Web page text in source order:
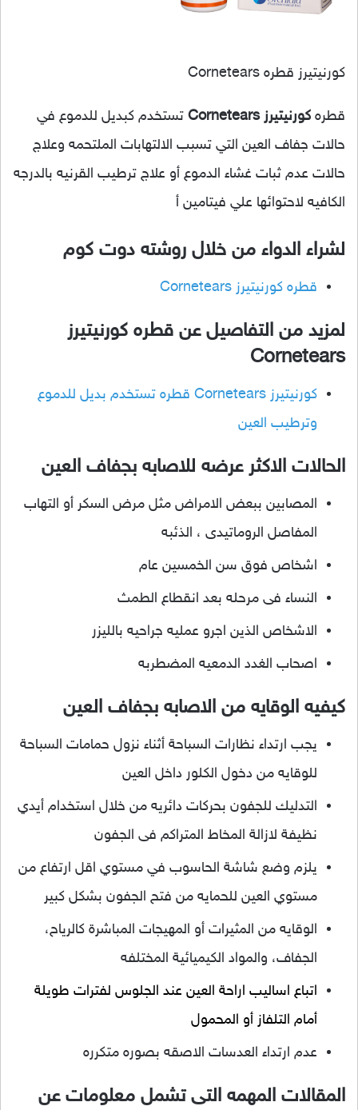
كورنيتيرز قطره Cornetears
قطره كورنيتيرز Cornetears
تستخدم كبديل للدموع في
حالات جفاف العين التي تسبب الالتهابات الملتحمه وعلاج
حالات عدم ثبات غشاء الدموع أو علاج ترطيب القرنيه بالدرجه
الكافيه لاحتوائها علي فيتامين أ
لشراء الدواء من خلال روشته دوت كوم
قطره كورنيتيرز Cornetears
لمزيد من التفاصيل عن قطره كورنيتيرز
Cornetears
كورنيتيرز Cornetears قطره تستخدم بديل للدموع
وترطيب العين
الحالات الاكثر عرضه للاصابه بجفاف العين
المصابين ببعض الامراض مثل مرض السكر أو التهاب
المفاصل الروماتيدى ، الذئبه
اشخاص فوق سن الخمسين عام
النساء فى مرحله بعد انقطاع الطمث
الاشخاص الذين اجرو عمليه جراحيه بالليزر
اصحاب الغدد الدمعيه المضطربه
كيفيه الوقايه من الاصابه بجفاف العين
يجب ارتداء نظارات السباحة أثناء نزول حمامات السباحة
للوقايه من دخول الكلور داخل العين
التدليك للجفون بحركات دائريه من خلال استخدام أيدي
نظيفة لازالة المخاط المتراكم فى الجفون
يلزم وضع شاشة الحاسوب في مستوي اقل ارتفاع من
مستوي العين للحمايه من فتح الجفون بشكل كبير
الوقايه من المثيرات أو المهيجات المباشرة كالرياح،
الجفاف، والمواد الكيميائية المختلفه
اتباع اساليب اراحة العين عند الجلوس لفترات طويلة
أمام التلفاز أو المحمول
عدم ارتداء العدسات الاصقه بصوره متكرره
المقالات المهمه التى تشمل معلومات عن